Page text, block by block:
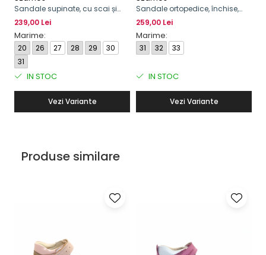
Sandale supinate, cu scai și
cataramă, pentru fete, model
239,00 Lei
Marime:
20 26 27 28 29
30
31
IN STOC
Vezi Variante
Sandale ortopedice, închise,
supinate, cu scai pentru fete
259,00 Lei
Marime:
31 32 33
IN STOC
Vezi Variante
Produse similare